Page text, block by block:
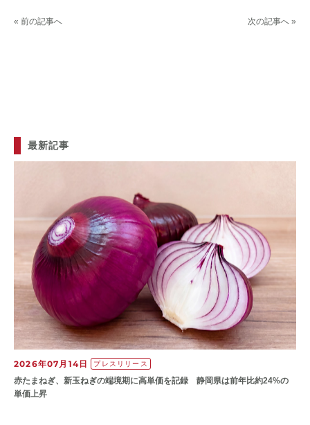
次の記事へ »
« 前の記事へ
最新記事
2026年07月14日 プレスリリース
赤たまねぎ、新玉ねぎの端境期に高単価を記録 静岡県は前年比約24%の
単価上昇